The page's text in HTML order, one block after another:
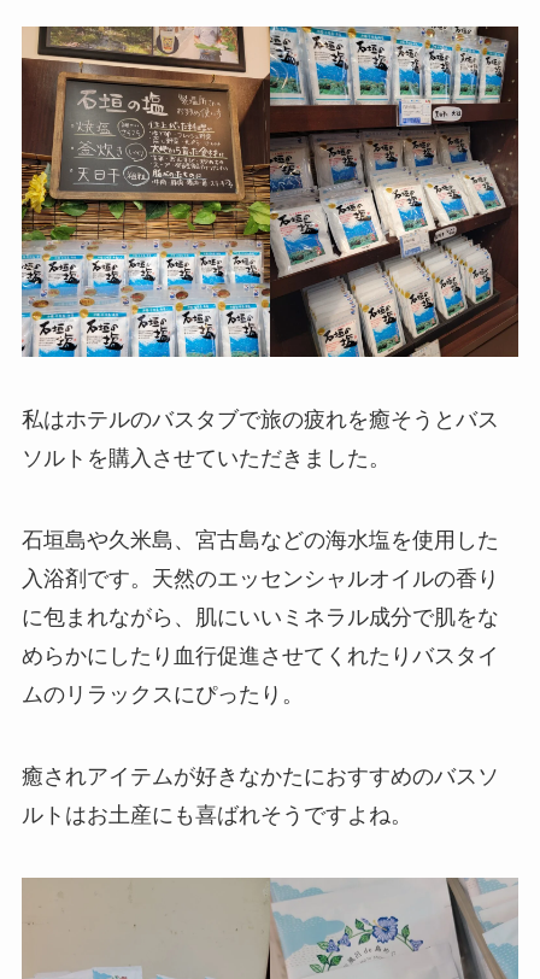
私はホテルのバスタブで旅の疲れを癒そうとバス
ソルトを購入させていただきました。
石垣島や久米島、宮古島などの海水塩を使用した
入浴剤です。天然のエッセンシャルオイルの香り
に包まれながら、肌にいいミネラル成分で肌をな
めらかにしたり血行促進させてくれたりバスタイ
ムのリラックスにぴったり。
癒されアイテムが好きなかたにおすすめのバスソ
ルトはお土産にも喜ばれそうですよね。